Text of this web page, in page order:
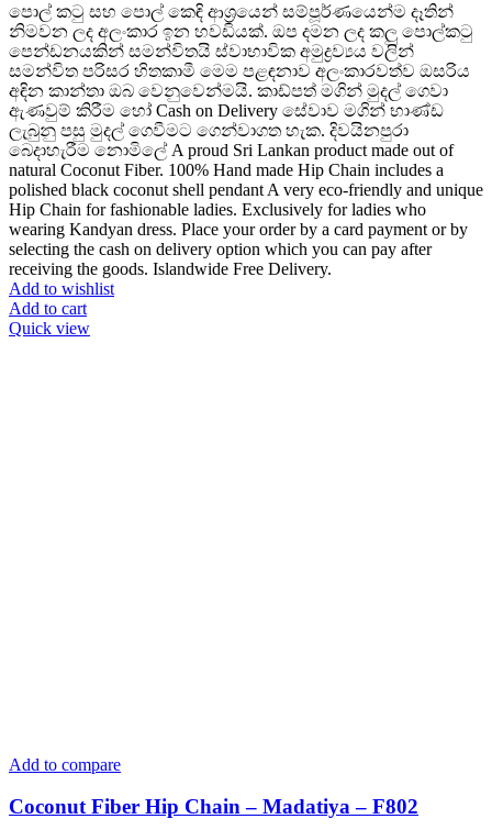
පොල් කටු සහ පොල් කෙඳි ආශ්‍රයෙන් සම්පූර්ණයෙන්ම දෑතින්
නිමවන ලද අලංකාර ඉන හවඩියක්. ඔප දමන ලද කලු පොල්කටු
පෙන්ඩනයකින් සමන්විතයි ස්වාභාවික අමුද්‍රව්‍යය වලින්
සමන්විත පරිසර හිතකාමී මෙම පළඳනාව අලංකාරවත්ව ඔසරිය
අඳින කාන්තා ඔබ වෙනුවෙන්මයි. කාඩ්පත් මගින් මුදල් ගෙවා
ඇණවුම් කිරීම හෝ Cash on Delivery සේවාව මගින් භාණ්ඩ
ලැබුනු පසු මුදල් ගෙවීමට ගෙන්වාගත හැක. දිවයිනපුරා
බෙදාහැරීම නොමිලේ A proud Sri Lankan product made out of
natural Coconut Fiber. 100% Hand made Hip Chain includes a
polished black coconut shell pendant A very eco-friendly and unique
Hip Chain for fashionable ladies. Exclusively for ladies who
wearing Kandyan dress. Place your order by a card payment or by
selecting the cash on delivery option which you can pay after
receiving the goods. Islandwide Free Delivery.
Add to wishlist
Add to cart
Quick view
Add to compare
Coconut Fiber Hip Chain – Madatiya – F802